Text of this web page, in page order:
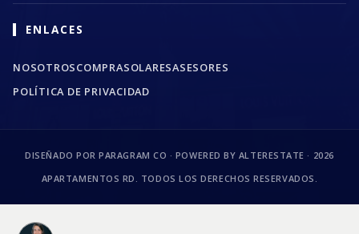
ENLACES
NOSOTROSCOMPRASOLARESASESORES
POLÍTICA DE PRIVACIDAD
DISEÑADO POR PARAGRAM CO · POWERED BY ALTERESTATE · 2026
APARTAMENTOS RD. TODOS LOS DERECHOS RESERVADOS.